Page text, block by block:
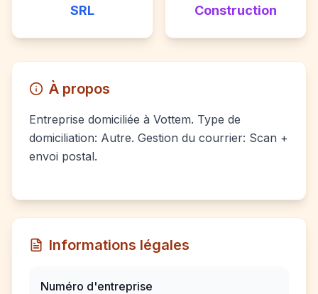
SRL Construction
À propos
Entreprise domiciliée à Vottem. Type de
domiciliation: Autre. Gestion du courrier: Scan +
envoi postal.
Informations légales
Numéro d'entreprise